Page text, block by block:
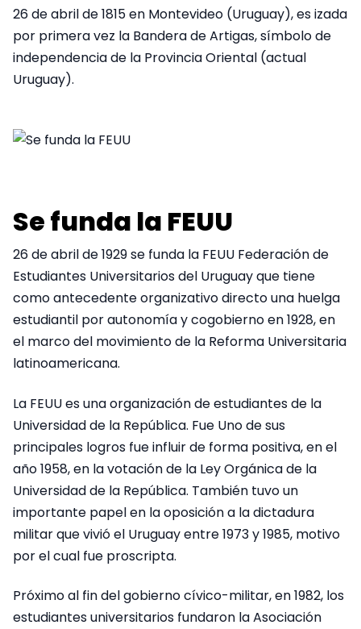
26 de abril de 1815 en Montevideo (Uruguay), es izada
por primera vez la Bandera de Artigas, símbolo de
independencia de la Provincia Oriental (actual
Uruguay).
Se funda la FEUU
26 de abril de 1929 se funda la FEUU Federación de
Estudiantes Universitarios del Uruguay que tiene
como antecedente organizativo directo una huelga
estudiantil por autonomía y cogobierno en 1928, en
el marco del movimiento de la Reforma Universitaria
latinoamericana.
La FEUU es una organización de estudiantes de la
Universidad de la República. Fue Uno de sus
principales logros fue influir de forma positiva, en el
año 1958, en la votación de la Ley Orgánica de la
Universidad de la República. También tuvo un
importante papel en la oposición a la dictadura
militar que vivió el Uruguay entre 1973 y 1985, motivo
por el cual fue proscripta.
Próximo al fin del gobierno cívico-militar, en 1982, los
estudiantes universitarios fundaron la Asociación